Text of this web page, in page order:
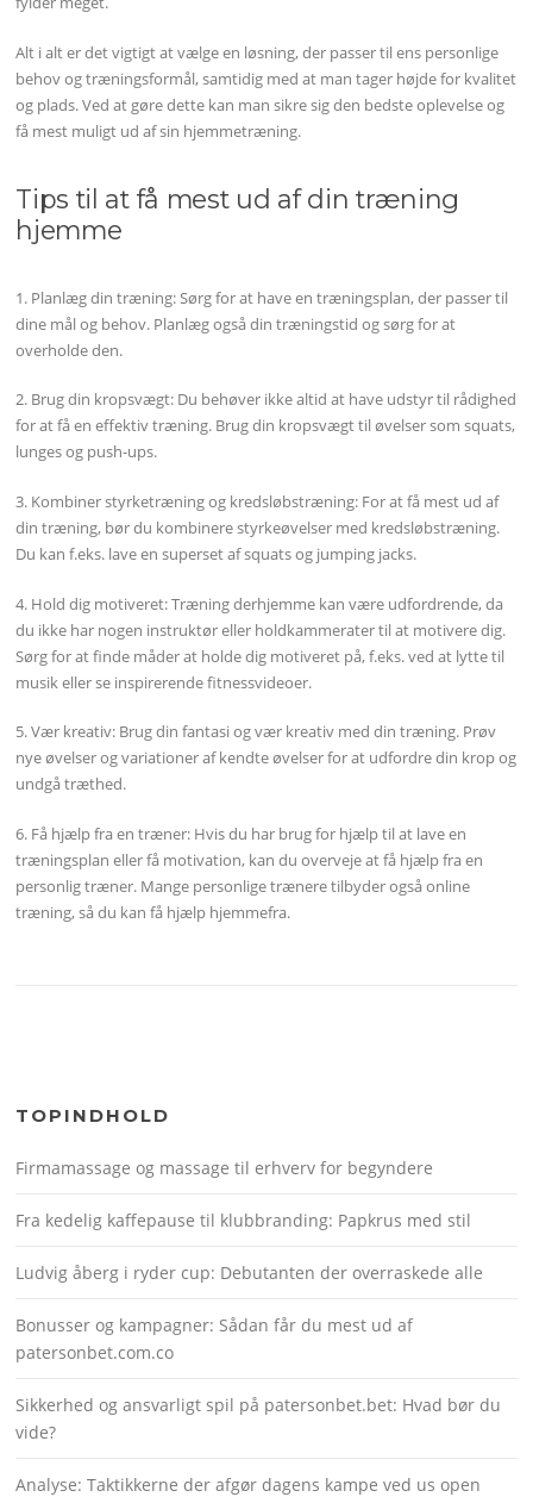
Alt i alt er det vigtigt at vælge en løsning, der passer til ens personlige
behov og træningsformål, samtidig med at man tager højde for kvalitet
og plads. Ved at gøre dette kan man sikre sig den bedste oplevelse og
få mest muligt ud af sin hjemmetræning.
Tips til at få mest ud af din træning
hjemme
1. Planlæg din træning: Sørg for at have en træningsplan, der passer til
dine mål og behov. Planlæg også din træningstid og sørg for at
overholde den.
2. Brug din kropsvægt: Du behøver ikke altid at have udstyr til rådighed
for at få en effektiv træning. Brug din kropsvægt til øvelser som squats,
lunges og push-ups.
3. Kombiner styrketræning og kredsløbstræning: For at få mest ud af
din træning, bør du kombinere styrkeøvelser med kredsløbstræning.
Du kan f.eks. lave en superset af squats og jumping jacks.
4. Hold dig motiveret: Træning derhjemme kan være udfordrende, da
du ikke har nogen instruktør eller holdkammerater til at motivere dig.
Sørg for at finde måder at holde dig motiveret på, f.eks. ved at lytte til
musik eller se inspirerende fitnessvideoer.
5. Vær kreativ: Brug din fantasi og vær kreativ med din træning. Prøv
nye øvelser og variationer af kendte øvelser for at udfordre din krop og
undgå træthed.
6. Få hjælp fra en træner: Hvis du har brug for hjælp til at lave en
træningsplan eller få motivation, kan du overveje at få hjælp fra en
personlig træner. Mange personlige trænere tilbyder også online
træning, så du kan få hjælp hjemmefra.
TOPINDHOLD
Firmamassage og massage til erhverv for begyndere
Fra kedelig kaffepause til klubbranding: Papkrus med stil
Ludvig åberg i ryder cup: Debutanten der overraskede alle
Bonusser og kampagner: Sådan får du mest ud af
patersonbet.com.co
Sikkerhed og ansvarligt spil på patersonbet.bet: Hvad bør du
vide?
Analyse: Taktikkerne der afgør dagens kampe ved us open